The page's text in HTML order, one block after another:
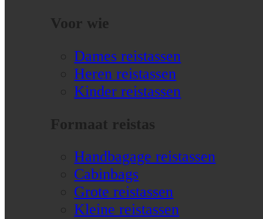
Voor wie
Dames reistassen
Heren reistassen
Kinder reistassen
Formaat reistas
Handbagage reistassen
Cabinbags
Grote reistassen
Kleine reistassen